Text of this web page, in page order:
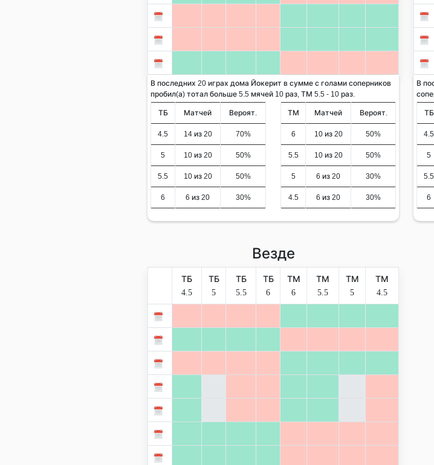
В последних 20 играх дома Йокерит в сумме с голами соперников
пробил(а) тотал больше 5.5 мячей 10 раз, ТМ 5.5 - 10 раз.
ТБ Матчей Вероят.
4.5 14 из 20 70%
5 10 из 20 50%
5.5 10 из 20 50%
6 6 из 20 30%
ТМ Матчей Вероят.
6 10 из 20 50%
5.5 10 из 20 50%
5 6 из 20 30%
4.5 6 из 20 30%
В
ТБ
4.5
5
5.5
6
Везде
ТБ
4.5
ТБ
5
ТБ
5.5
ТБ
6
ТМ
6
ТМ
5.5
ТМ
5
ТМ
4.5